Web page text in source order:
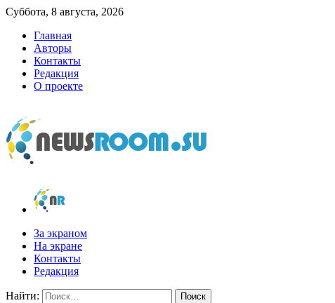
Суббота, 8 августа, 2026
Главная
Авторы
Контакты
Редакция
О проекте
newsroom.su
Новости о новостях
За экраном
На экране
Контакты
Редакция
Найти: